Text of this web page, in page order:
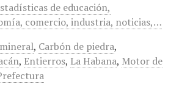
de educación,
comercio, industria, noticias,…
, Carbón de piedra,
, Entierros, La Habana, Motor de